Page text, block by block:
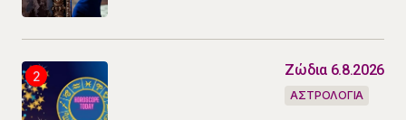
Ζώδια 6.8.2026
ΑΣΤΡΟΛΟΓΙΑ